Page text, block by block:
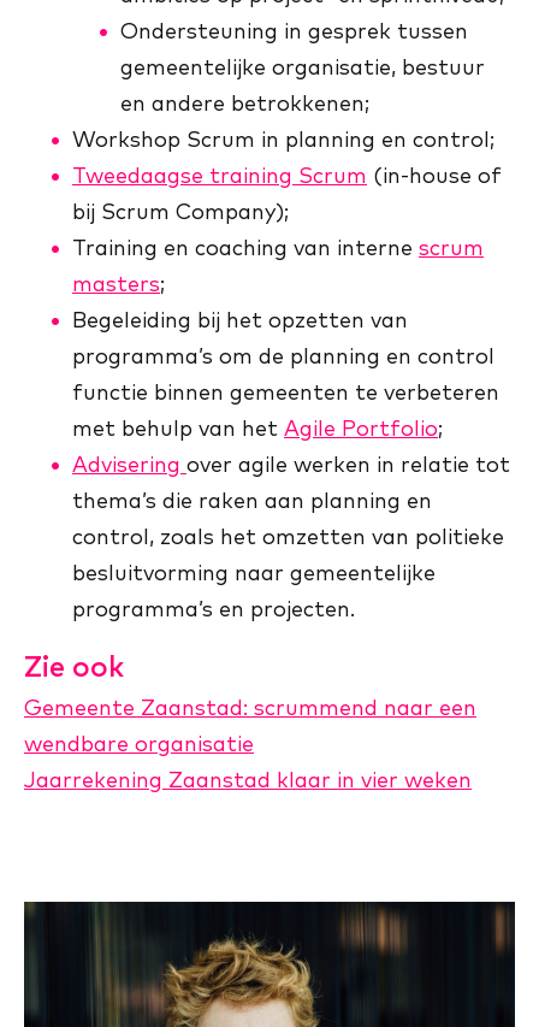
Ondersteuning in gesprek tussen
gemeentelijke organisatie, bestuur
en andere betrokkenen;
Workshop Scrum in planning en control;
Tweedaagse training Scrum (in-house of
bij Scrum Company);
Training en coaching van interne scrum
masters;
Begeleiding bij het opzetten van
programma’s om de planning en control
functie binnen gemeenten te verbeteren
met behulp van het Agile Portfolio;
Advisering over agile werken in relatie tot
thema’s die raken aan planning en
control, zoals het omzetten van politieke
besluitvorming naar gemeentelijke
programma’s en projecten.
Zie ook
Gemeente Zaanstad: scrummend naar een
wendbare organisatie
Jaarrekening Zaanstad klaar in vier weken